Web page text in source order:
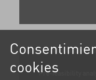
Pre-feasibility
cookies